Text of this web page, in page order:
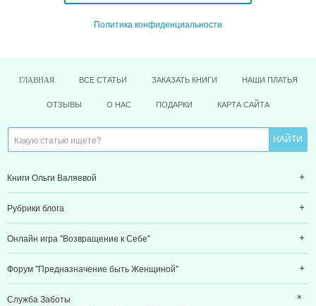
ВСЕ СТАТЬИ ЗАКАЗАТЬ КНИГИ НАШИ ПЛАТЬЯ
ОТЗЫВЫ О НАС ПОДАРКИ КАРТА САЙТА
Книги Ольги Валяевой
Рубрики блога
Онлайн игра "Возвращение к Себе"